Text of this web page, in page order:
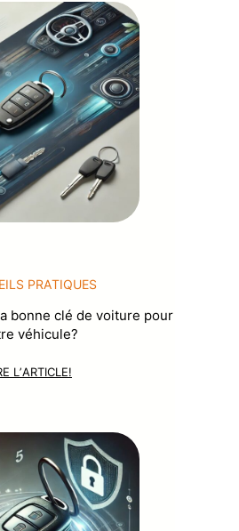
PRATIQUES
bonne clé de voiture pour
véhicule?
LʼARTICLE!